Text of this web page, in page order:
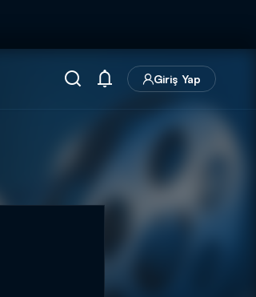
Giriş Yap